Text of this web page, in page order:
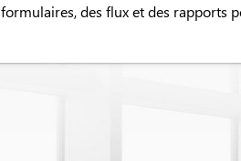
des flux et des rapports